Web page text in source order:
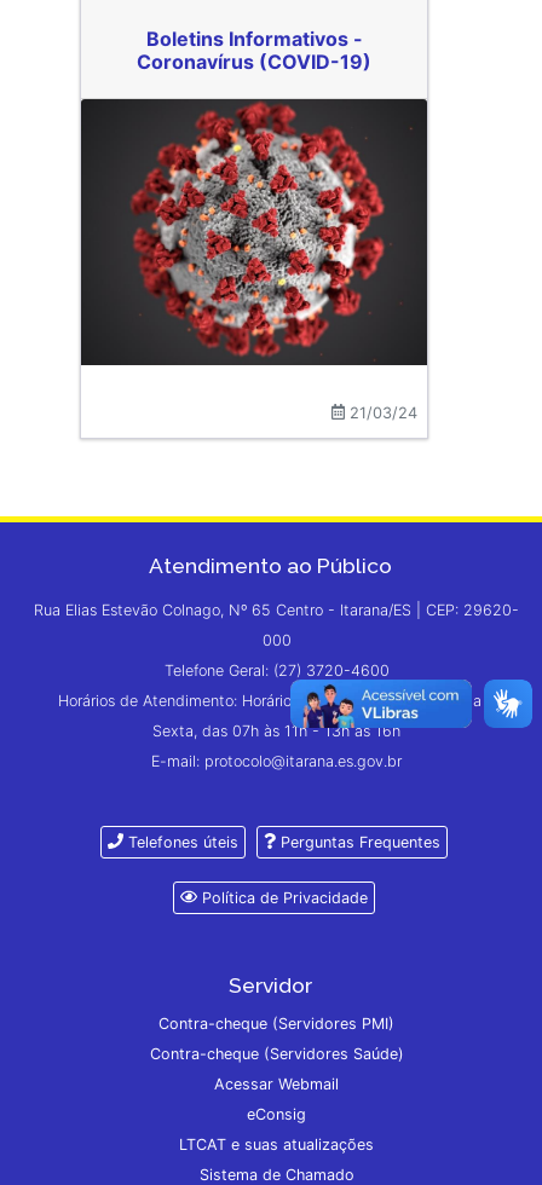
Boletins Informativos -
Coronavírus (COVID-19)
21/03/24
Atendimento ao Público
Rua Elias Estevão Colnago, Nº 65 Centro - Itarana/ES | CEP: 29620-
000
Telefone Geral: (27) 3720-4600
Horários de Atendimento: Horário de Atendimento: Segunda à
Sexta, das 07h às 11h - 13h às 16h
E-mail: protocolo@itarana.es.gov.br
Telefones úteis Perguntas Frequentes
Política de Privacidade
Servidor
Contra-cheque (Servidores PMI)
Contra-cheque (Servidores Saúde)
Acessar Webmail
eConsig
LTCAT e suas atualizações
Sistema de Chamado